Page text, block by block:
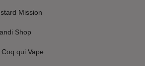
Mission
Shop
qui Vape